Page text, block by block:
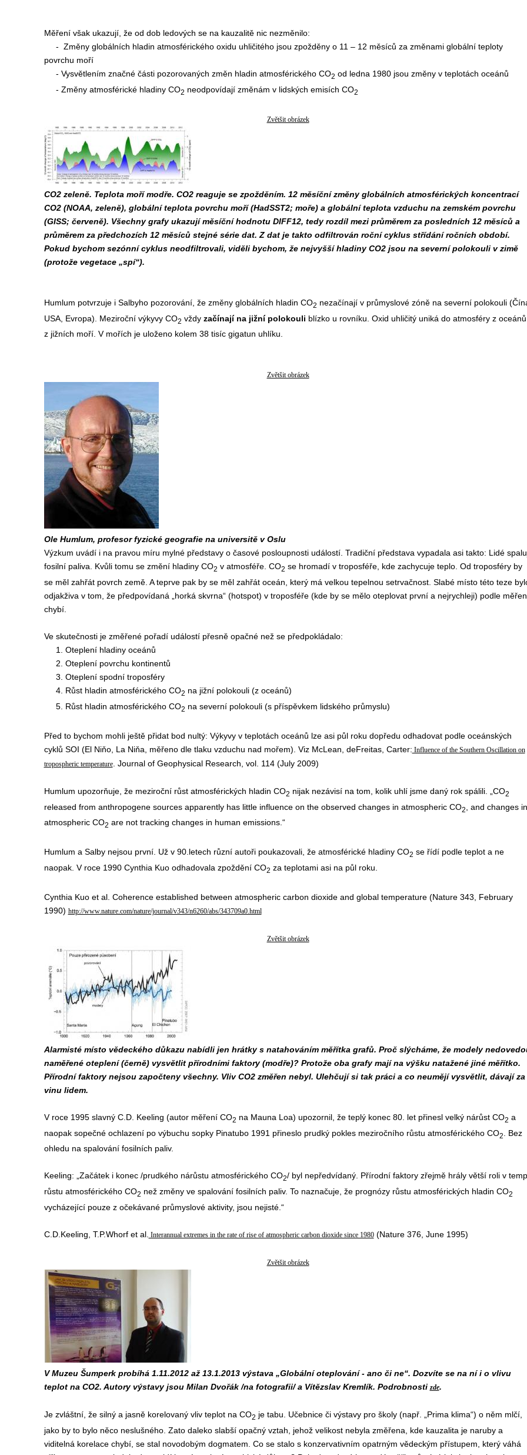
Měření však ukazují, že od dob ledových se na kauzalitě nic nezměnilo:
- Změny globálních hladin atmosférického oxidu uhličitého jsou zpožděny o 11 – 12 měsíců za změnami globální teploty
povrchu moří
- Vysvětlením značné části pozorovaných změn hladin atmosférického CO2 od ledna 1980 jsou změny v teplotách oceánů
- Změny atmosférické hladiny CO2 neodpovídají změnám v lidských emisích CO2
Zvětšit obrázek
CO2 zeleně. Teplota moří modře. CO2 reaguje se zpožděním. 12 měsíční změny globálních atmosférických koncentrací
CO2 (NOAA, zeleně), globální teplota povrchu moří (HadSST2; moře) a globální teplota vzduchu na zemském povrchu
(GISS; červeně). Všechny grafy ukazují měsíční hodnotu DIFF12, tedy rozdíl mezi průměrem za posledních 12 měsíců a
průměrem za předchozích 12 měsíců stejné série dat. Z dat je takto odfiltrován roční cyklus střídání ročních období.
Pokud bychom sezónní cyklus neodfiltrovali, viděli bychom, že nejvyšší hladiny CO2 jsou na severní polokouli v zimě
(protože vegetace „spí“).
Humlum potvrzuje i Salbyho pozorování, že změny globálních hladin CO2 nezačínají v průmyslové zóně na severní polokouli
USA, Evropa). Meziroční výkyvy CO2 vždy začínají na jižní polokouli blízko u rovníku. Oxid uhličitý uniká do atmosféry z
z jižních moří. V mořích je uloženo kolem 38 tisíc gigatun uhlíku.
Zvětšit obrázek
Ole Humlum, profesor fyzické geografie na universitě v Oslu
Výzkum uvádí i na pravou míru mylné představy o časové posloupnosti událostí. Tradiční představa vypadala asi takto: Lidé
fosilní paliva. Kvůli tomu se změní hladiny CO2 v atmosféře. CO2 se hromadí v troposféře, kde zachycuje teplo. Od troposféry by
se měl zahřát povrch země. A teprve pak by se měl zahřát oceán, který má velkou tepelnou setrvačnost. Slabé místo této teze
odjakživa v tom, že předpovídaná „horká skvrna“ (hotspot) v troposféře (kde by se mělo oteplovat první a nejrychleji) podle
chybí.
Ve skutečnosti je změřené pořadí událostí přesně opačné než se předpokládalo:
1. Oteplení hladiny oceánů
2. Oteplení povrchu kontinentů
3. Oteplení spodní troposféry
4. Růst hladin atmosférického CO2 na jižní polokouli (z oceánů)
5. Růst hladin atmosférického CO2 na severní polokouli (s příspěvkem lidského průmyslu)
Před to bychom mohli ještě přidat bod nultý: Výkyvy v teplotách oceánů lze asi půl roku dopředu odhadovat podle oceánských
cyklů SOI (El Niňo, La Niňa, měřeno dle tlaku vzduchu nad mořem). Viz McLean, deFreitas, Carter: Influence of the Southern Oscillation on
tropospheric temperature. Journal of Geophysical Research, vol. 114 (July 2009)
Humlum upozorňuje, že meziroční růst atmosférických hladin CO2 nijak nezávisí na tom, kolik uhlí jsme daný rok spálili. „CO2
released from anthropogene sources apparently has little influence on the observed changes in atmospheric CO2
, and changes in
atmospheric CO2 are not tracking changes in human emissions.“
Humlum a Salby nejsou první. Už v 90.letech různí autoři poukazovali, že atmosférické hladiny CO2 se řídí podle teplot a ne
naopak. V roce 1990 Cynthia Kuo odhadovala zpoždění CO2 za teplotami asi na půl roku.
Cynthia Kuo et al. Coherence established between atmospheric carbon dioxide and global temperature (Nature 343, February
1990) http://www.nature.com/nature/journal/v343/n6260/abs/343709a0.html
Zvětšit obrázek
Alarmisté místo vědeckého důkazu nabídli jen hrátky s natahováním měřítka grafů. Proč slýcháme, že modely
naměřené oteplení (černě) vysvětlit přírodními faktory (modře)? Protože oba grafy mají na výšku natažené jiné měřítko.
Přírodní faktory nejsou započteny všechny. Vliv CO2 změřen nebyl. Ulehčují si tak práci a co neumějí vysvětlit, dávají za
vinu lidem.
V roce 1995 slavný C.D. Keeling (autor měření CO2 na Mauna Loa) upozornil, že teplý konec 80. let přinesl velký nárůst CO2 a
naopak sopečné ochlazení po výbuchu sopky Pinatubo 1991 přineslo prudký pokles meziročního růstu atmosférického CO2
. Bez
ohledu na spalování fosilních paliv.
Keeling: „Začátek i konec /prudkého nárůstu atmosférického CO2/ byl nepředvídaný. Přírodní faktory zřejmě hrály větší roli v
růstu atmosférického CO2 než změny ve spalování fosilních paliv. To naznačuje, že prognózy růstu atmosférických hladin CO2
vycházející pouze z očekávané průmyslové aktivity, jsou nejisté.“
C.D.Keeling, T.P.Whorf et al. Interannual extremes in the rate of rise of atmospheric carbon dioxide since 1980(Nature 376, June 1995)
Zvětšit obrázek
V Muzeu Šumperk probíhá 1.11.2012 až 13.1.2013 výstava „Globální oteplování - ano či ne“. Dozvíte se na ní i o vlivu
teplot na CO2. Autory výstavy jsou Milan Dvořák /na fotografii/ a Vítězslav Kremlík. Podrobnosti zde.
Je zvláštní, že silný a jasně korelovaný vliv teplot na CO2 je tabu. Učebnice či výstavy pro školy (např. „Prima klima“) o něm mlčí,
jako by to bylo něco neslušného. Zato daleko slabší opačný vztah, jehož velikost nebyla změřena, kde kauzalita je naruby a
viditelná korelace chybí, se stal novodobým dogmatem. Co se stalo s konzervativním opatrným vědeckým přístupem, který váhá